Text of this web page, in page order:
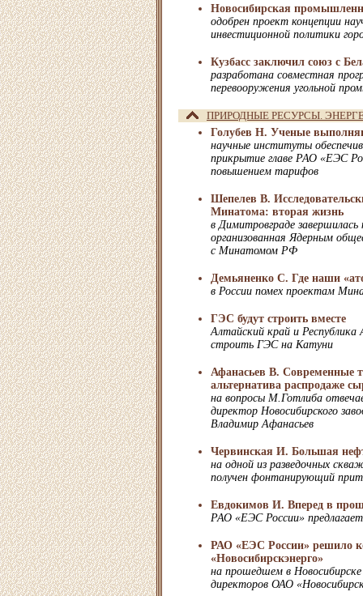
Новосибирская
одобрен проект концепции
инвестиционной политики
Кузбасс заключил союз с
разработана совместная
перевооружения угольной
ПРИРОДНЫЕ РЕСУРСЫ.
Голубев Н. Ученые
научные институты
прикрытие главе РАО «ЕЭС
повышением тарифов
Шепелев В.
Минатома: вторая жизнь
в Димитровграде завершилась
организованная Ядерным
с Минатомом РФ
Демьяненко С. Где наши
в России помех проектам
ГЭС будут строить вместе
Алтайский край и
строить ГЭС на Катуни
Афанасьев В. Современные
альтернатива распродаже
на вопросы М.Готлиба
директор Новосибирского
Владимир Афанасьев
Червинская И. Большая
на одной из разведочных
получен фонтанирующий
Евдокимов И. Вперед в
РАО «ЕЭС России»
РАО «ЕЭС России» решило
«Новосибирскэнерго»
на прошедшем в Новосибирске
директоров ОАО